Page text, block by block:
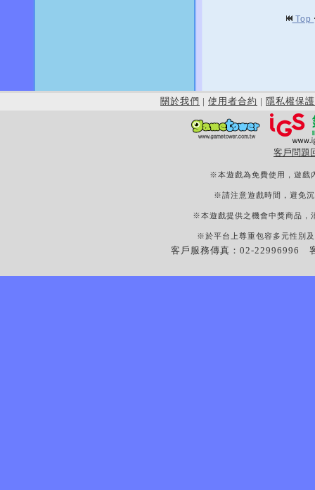
Top
關於我們 | 使用者合約 | 隱私權保護
客戶問題
※本遊戲為免費使用，遊戲
※請注意遊戲時間，避免
※本遊戲提供之機會中獎商品，
※於平台上尊重包容多元性別
客戶服務傳真：02-22996996